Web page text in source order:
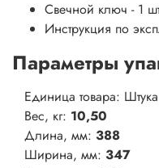
Свечной ключ - 1
Инструкция по
Параметры
Единица товара: Штука
Вес, кг: 10,50
Длина, мм: 388
Ширина, мм: 347